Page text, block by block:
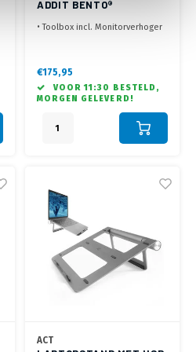
ADDIT BENTO®
• Toolbox incl. Monitorverhoger
gecombineerd met een
• Fraai op elkaar afgestemd,
gebruiken op elke werkplek
€175,95
VOOR 11:30 BESTELD,
MORGEN GELEVERD!
ACT